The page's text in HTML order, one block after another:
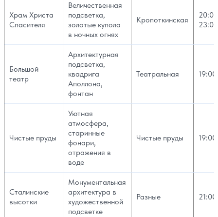
Храм Христа
Спасителя
Величественная
подсветка,
золотые купола
в ночных огнях
Кропоткинская
23:00
Большой
театр
Архитектурная
подсветка,
квадрига
Аполлона,
фонтан
Театральная
Чистые пруды
Уютная
атмосфера,
старинные
фонари,
отражения в
воде
Чистые пруды
Сталинские
высотки
Монументальная
архитектура в
художественной
подсветке
Разные